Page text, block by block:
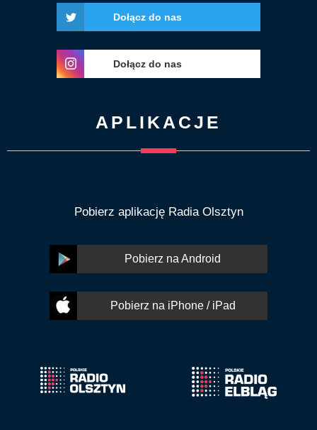
Dołącz do nas
Dołącz do nas
APLIKACJE
Pobierz aplikację Radia Olsztyn
Pobierz na Android
Pobierz na iPhone / iPad